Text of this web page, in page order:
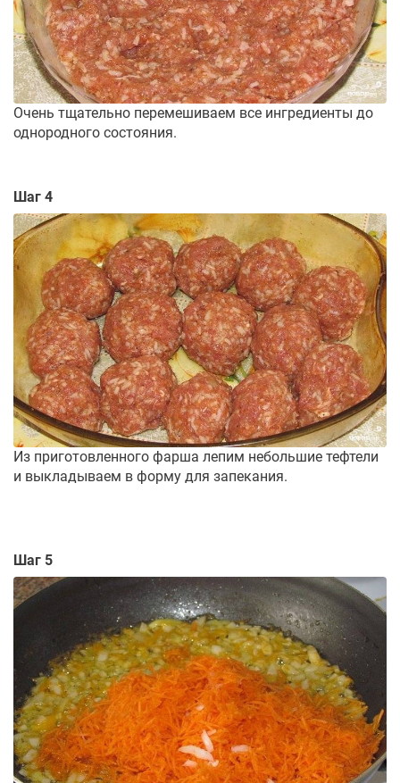
Очень тщательно перемешиваем все ингредиенты до
однородного состояния.
Шаг 4
Из приготовленного фарша лепим небольшие тефтели
и выкладываем в форму для запекания.
Шаг 5